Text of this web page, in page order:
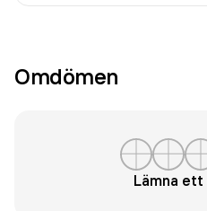
Omdömen
Lämna